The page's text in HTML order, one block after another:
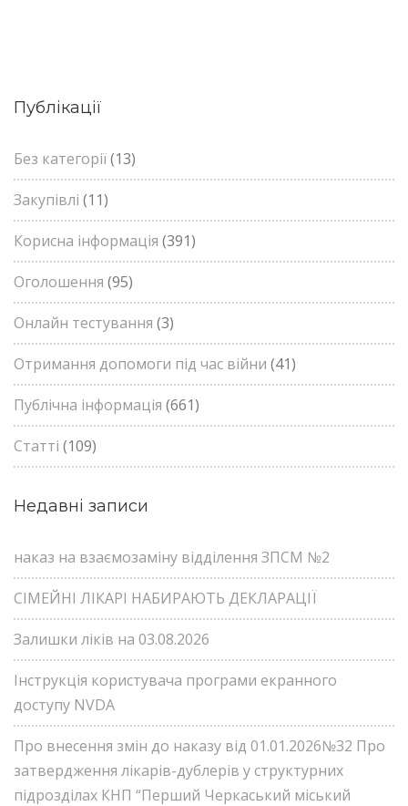
Публікації
Без категорії(13)
Закупівлі (11)
Корисна інформація (391)
Оголошення (95)
Онлайн тестування (3)
Отримання допомоги під час війни (41)
Публічна інформація (661)
Статті (109)
Недавні записи
наказ на взаємозаміну відділення ЗПСМ №2
СІМЕЙНІ ЛІКАРІ НАБИРАЮТЬ ДЕКЛАРАЦІЇ
Залишки ліків на 03.08.2026
Інструкція користувача програми екранного
доступу NVDA
Про внесення змін до наказу від 01.01.2026№32 Про
затвердження лікарів-дублерів у структурних
підрозділах КНП “Перший Черкаський міський